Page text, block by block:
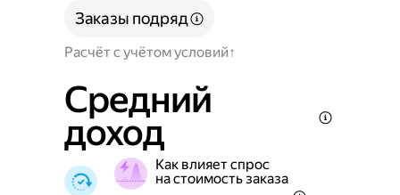
Расчёт с учётом условий
Заказы подряд
Средний
доход
Как влияет спрос
на стоимость заказа